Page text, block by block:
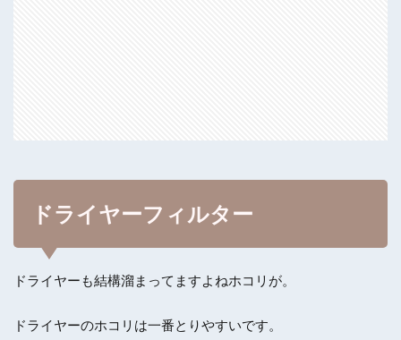
ドライヤーフィルター
ドライヤーも結構溜まってますよねホコリが。
ドライヤーのホコリは一番とりやすいです。